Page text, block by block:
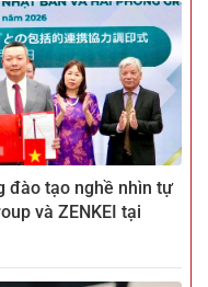
đào tạo nghề nhìn tự
và ZENKEI tại